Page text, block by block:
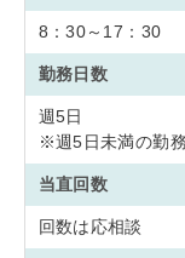
8：30～17：30
勤務日数
週5日
※週5日未満の勤
当直回数
回数は応相談